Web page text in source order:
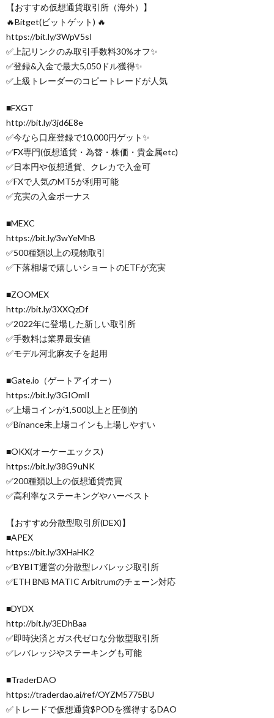
【おすすめ仮想通貨取引所（海外）】
🔥Bitget(ビットゲット) 🔥
https://bit.ly/3WpV5sI
✅上記リンクのみ取引手数料30%オフ✨
✅登録&入金で最大5,050ドル獲得✨
✅上級トレーダーのコピートレードが人気
■FXGT
http://bit.ly/3jd6E8e
✅今なら口座登録で10,000円ゲット✨
✅FX専門(仮想通貨・為替・株価・貴金属etc)
✅日本円や仮想通貨、クレカで入金可
✅FXで人気のMT5が利用可能
✅充実の入金ボーナス
■MEXC
https://bit.ly/3wYeMhB
✅500種類以上の現物取引
✅下落相場で嬉しいショートのETFが充実
■ZOOMEX
http://bit.ly/3XXQzDf
✅2022年に登場した新しい取引所
✅手数料は業界最安値
✅モデル河北麻友子を起用
■Gate.io（ゲートアイオー）
https://bit.ly/3GIOmlI
✅上場コインが1,500以上と圧倒的
✅Binance未上場コインも上場しやすい
■OKX(オーケーエックス)
https://bit.ly/38G9uNK
✅200種類以上の仮想通貨売買
✅高利率なステーキングやハーベスト
【おすすめ分散型取引所(DEX)】
■APEX
https://bit.ly/3XHaHK2
✅BYBIT運営の分散型レバレッジ取引所
✅ETH BNB MATIC Arbitrumのチェーン対応
■DYDX
http://bit.ly/3EDhBaa
✅即時決済とガス代ゼロな分散型取引所
✅レバレッジやステーキングも可能
■TraderDAO
https://traderdao.ai/ref/OYZM5775BU
✅トレードで仮想通貨$PODを獲得するDAO